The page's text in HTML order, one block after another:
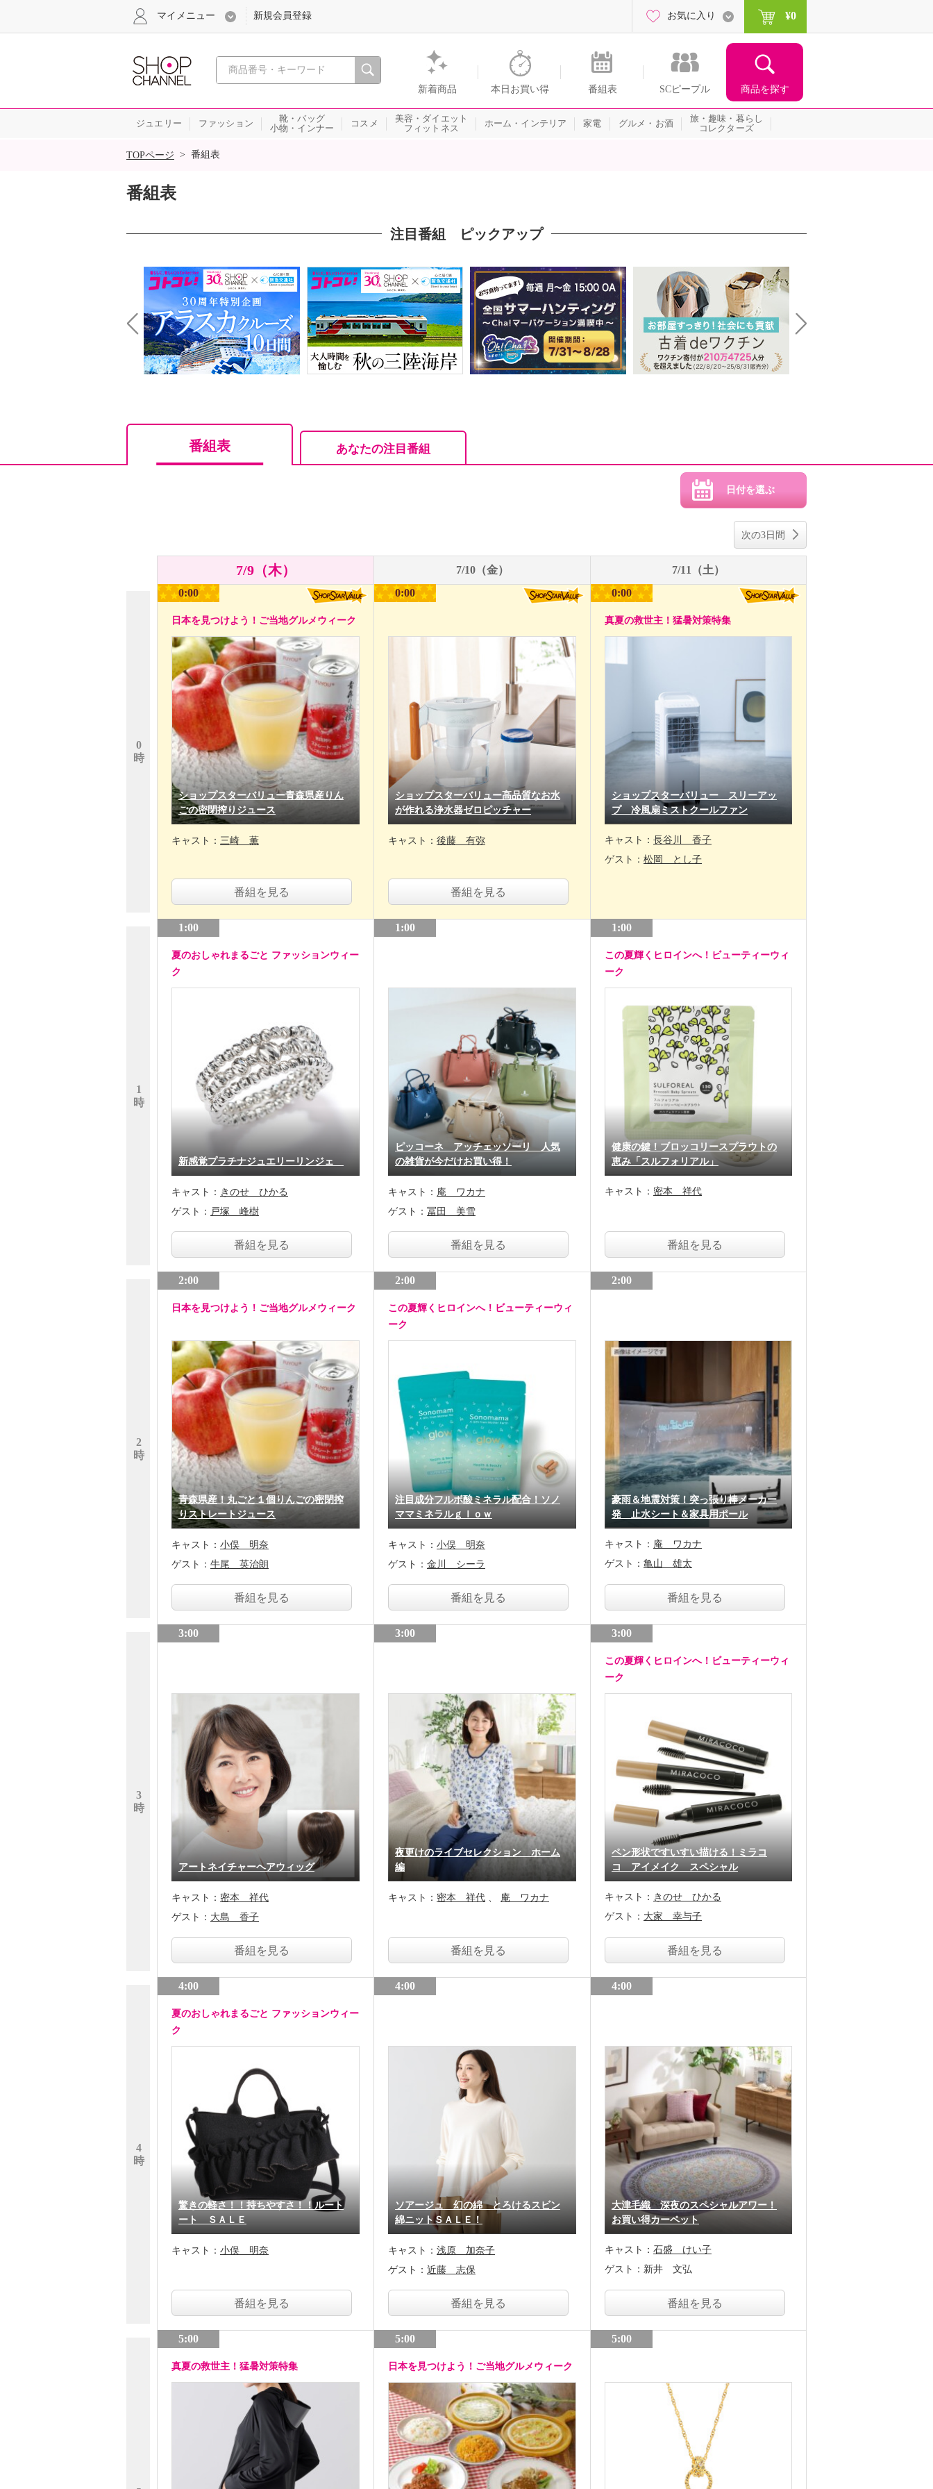
心おどる、瞬間を。通販・テレビショッピングのショップチャンネル
新着商品 本日お買い得 番組表 SCピープル 商品を探す
マイメニュー 新規会員登録 お気に入り ¥0
ジュエリー ファッション
靴・バッグ
小物・インナー
コスメ
美容・ダイエット
フィットネス
ホーム・インテリア 家電 グルメ・お酒
旅・趣味・暮らし
コレクターズ
SALE
TOPページ > 番組表
番組表
注目番組 ピックアップ
Prev
番組表 あなたの注目番組
次の3日間
7/9（木） 7/10（金） 7/11（土）
0
時
1
時
2
時
3
時
4
時
0:00
日本を見つけよう！ご当地グルメウィーク
ショップスターバリュー青森県産りん
ごの密閉搾りジュース
キャスト： 三崎 薫
番組を見る
1:00
夏のおしゃれまるごと ファッションウィー
ク
新感覚プラチナジュエリーリンジェ
キャスト： きのせ ひかる
ゲスト： 戸塚 峰樹
番組を見る
2:00
日本を見つけよう！ご当地グルメウィーク
青森県産！丸ごと１個りんごの密閉搾
りストレートジュース
キャスト： 小俣 明奈
ゲスト： 牛尾 英治朗
番組を見る
3:00
アートネイチャーヘアウィッグ
キャスト： 密本 祥代
ゲスト： 大島 香子
番組を見る
4:00
夏のおしゃれまるごと ファッションウィー
ク
驚きの軽さ！！持ちやすさ！！ルート
ート ＳＡＬＥ
キャスト： 小俣 明奈
番組を見る
5:00
真夏の救世主！猛暑対策特集
0:00
ショップスターバリュー高品質なお水
が作れる浄水器ゼロピッチャー
キャスト： 後藤 有弥
番組を見る
1:00
ピッコーネ アッチェッソーリ 人気
の雑貨が今だけお買い得！
キャスト： 庵 ワカナ
ゲスト： 冨田 美雪
番組を見る
2:00
この夏輝くヒロインへ！ビューティーウィ
ーク
注目成分フルボ酸ミネラル配合！ソノ
ママミネラルｇｌｏｗ
キャスト： 小俣 明奈
ゲスト： 金川 シーラ
番組を見る
3:00
夜更けのライブセレクション ホーム
編
キャスト： 密本 祥代 庵 ワカナ
番組を見る
4:00
ソアージュ 幻の綿 とろけるスビン
綿ニットＳＡＬＥ！
キャスト： 浅原 加奈子
ゲスト： 近藤 志保
番組を見る
5:00
日本を見つけよう！ご当地グルメウィーク
0:00
真夏の救世主！猛暑対策特集
ショップスターバリュー スリーアッ
プ 冷風扇ミストクールファン
キャスト： 長谷川 香子
ゲスト： 松岡 とし子
1:00
この夏輝くヒロインへ！ビューティーウィ
ーク
健康の鍵！ブロッコリースプラウトの
恵み「スルフォリアル」
キャスト： 密本 祥代
番組を見る
2:00
豪雨＆地震対策！突っ張り棒メーカー
発 止水シート＆家具用ポール
キャスト： 庵 ワカナ
ゲスト： 亀山 雄太
番組を見る
3:00
この夏輝くヒロインへ！ビューティーウィ
ーク
ペン形状ですいすい描ける！ミラコ
コ アイメイク スペシャル
キャスト： きのせ ひかる
ゲスト： 大家 幸与子
番組を見る
4:00
大津毛織 深夜のスペシャルアワー！
お買い得カーペット
キャスト： 石盛 けい子
ゲスト： 新井 文弘
番組を見る
5:00